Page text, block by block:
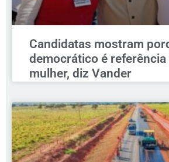
Candidatas mostram
democrático é referência
mulher, diz Vander